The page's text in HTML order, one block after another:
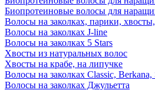
Биопротеиновые волосы для
Волосы на заколках, парики,
Волосы на заколках J-line
Волосы на заколках 5 Stars
Хвосты из натуральных волос
Хвосты на крабе, на липучке
Волосы на заколках Classic, Berkana,
Волосы на заколках Джульетта